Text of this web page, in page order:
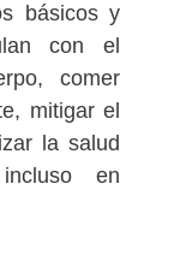
básicos y
con el
comer
mitigar el
la salud
en